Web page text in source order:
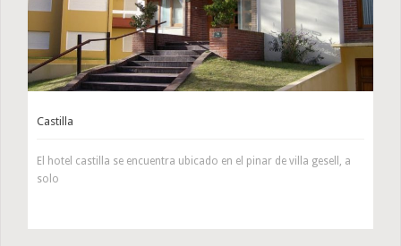
Castilla
El hotel castilla se encuentra ubicado en el pinar de villa gesell, a
solo